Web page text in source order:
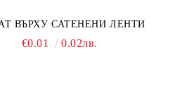
ВЪРХУ САТЕНЕНИ ЛЕНТИ
€0.01 0.02лв.